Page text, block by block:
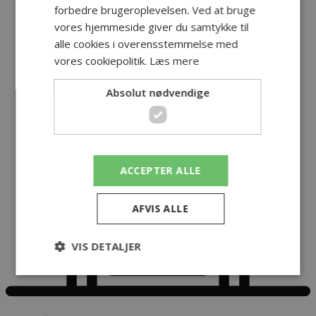
forbedre brugeroplevelsen. Ved at bruge
vores hjemmeside giver du samtykke til
alle cookies i overensstemmelse med
vores cookiepolitik. Læs mere
Absolut nødvendige
ACCEPTER ALLE
AFVIS ALLE
VIS DETALJER